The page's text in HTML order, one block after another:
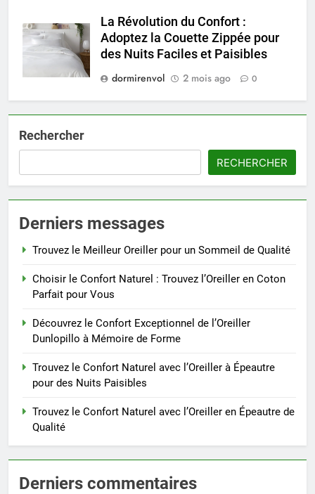
La Révolution du Confort :
Adoptez la Couette Zippée pour
des Nuits Faciles et Paisibles
dormirenvol
2 mois ago 0
Rechercher
RECHERCHER
Derniers messages
Trouvez le Meilleur Oreiller pour un Sommeil de Qualité
Choisir le Confort Naturel : Trouvez l’Oreiller en Coton
Parfait pour Vous
Découvrez le Confort Exceptionnel de l’Oreiller
Dunlopillo à Mémoire de Forme
Trouvez le Confort Naturel avec l’Oreiller à Épeautre
pour des Nuits Paisibles
Trouvez le Confort Naturel avec l’Oreiller en Épeautre de
Qualité
Derniers commentaires